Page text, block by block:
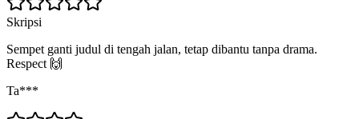
Skripsi
Sempet ganti judul di tengah jalan, tetap dibantu tanpa drama.
Respect 🙌
Ta***